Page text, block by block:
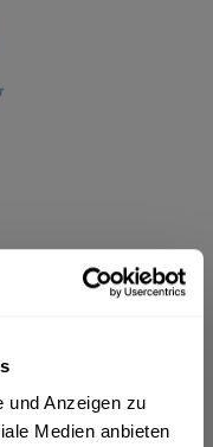
und Anzeigen zu
Medien anbieten